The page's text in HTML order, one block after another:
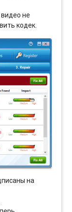
не
кодек.
на